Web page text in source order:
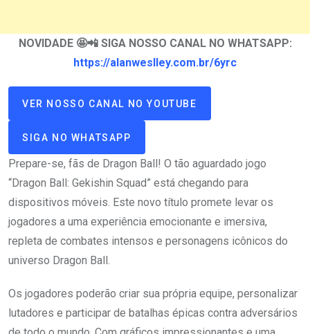
NOVIDADE 🤩📲 SIGA NOSSO CANAL NO WHATSAPP:
https://alanweslley.com.br/6yrc
VER NOSSO CANAL NO YOUTUBE
SIGA NO WHATSAPP
Prepare-se, fãs de Dragon Ball! O tão aguardado jogo
“Dragon Ball: Gekishin Squad” está chegando para
dispositivos móveis. Este novo título promete levar os
jogadores a uma experiência emocionante e imersiva,
repleta de combates intensos e personagens icônicos do
universo Dragon Ball.
Os jogadores poderão criar sua própria equipe, personalizar
lutadores e participar de batalhas épicas contra adversários